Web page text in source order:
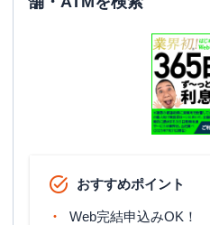
おすすめポイント
Web完結申込みOK！